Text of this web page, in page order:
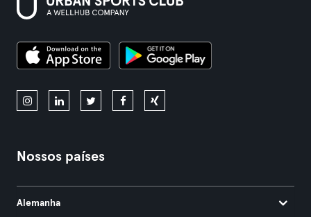
Nossos países
Alemanha